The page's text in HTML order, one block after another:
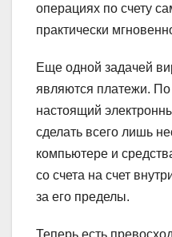
операциях по счету
практически
Еще одной задачей
являются платежи. По
настоящий
сделать всего лишь
компьютере и
со счета на счет
за его пределы.